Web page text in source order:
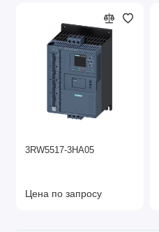
3RW5517-3HA05
Цена по запросу